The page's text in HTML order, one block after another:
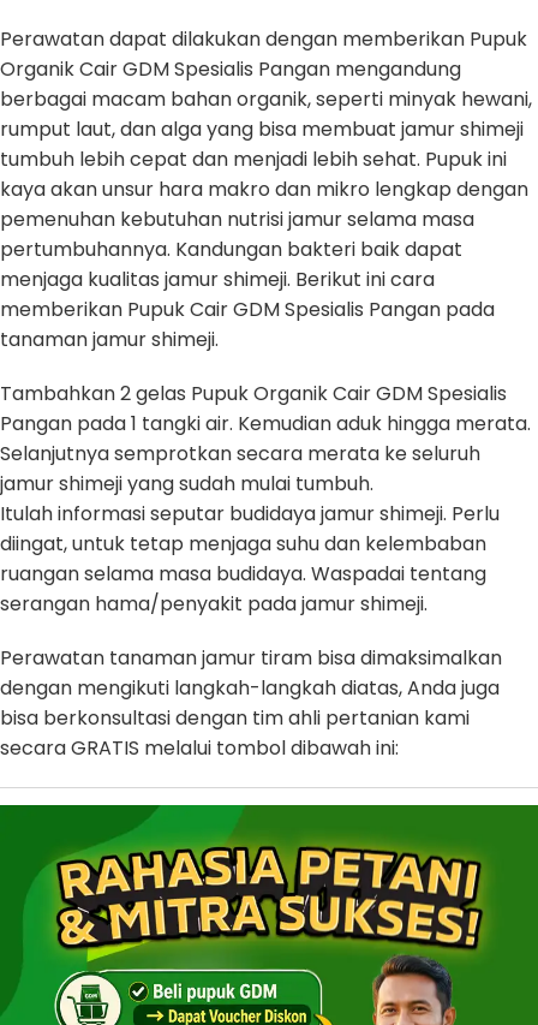
Perawatan dapat dilakukan dengan memberikan Pupuk
Organik Cair GDM Spesialis Pangan mengandung
berbagai macam bahan organik, seperti minyak hewani,
rumput laut, dan alga yang bisa membuat jamur shimeji
tumbuh lebih cepat dan menjadi lebih sehat. Pupuk ini
kaya akan unsur hara makro dan mikro lengkap dengan
pemenuhan kebutuhan nutrisi jamur selama masa
pertumbuhannya. Kandungan bakteri baik dapat
menjaga kualitas jamur shimeji. Berikut ini cara
memberikan Pupuk Cair GDM Spesialis Pangan pada
tanaman jamur shimeji.
Tambahkan 2 gelas Pupuk Organik Cair GDM Spesialis
Pangan pada 1 tangki air. Kemudian aduk hingga merata.
Selanjutnya semprotkan secara merata ke seluruh
jamur shimeji yang sudah mulai tumbuh.
Itulah informasi seputar budidaya jamur shimeji. Perlu
diingat, untuk tetap menjaga suhu dan kelembaban
ruangan selama masa budidaya. Waspadai tentang
serangan hama/penyakit pada jamur shimeji.
Perawatan tanaman jamur tiram bisa dimaksimalkan
dengan mengikuti langkah-langkah diatas, Anda juga
bisa berkonsultasi dengan tim ahli pertanian kami
secara GRATIS melalui tombol dibawah ini: